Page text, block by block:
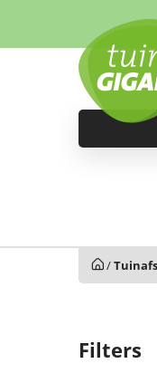
/
Filters